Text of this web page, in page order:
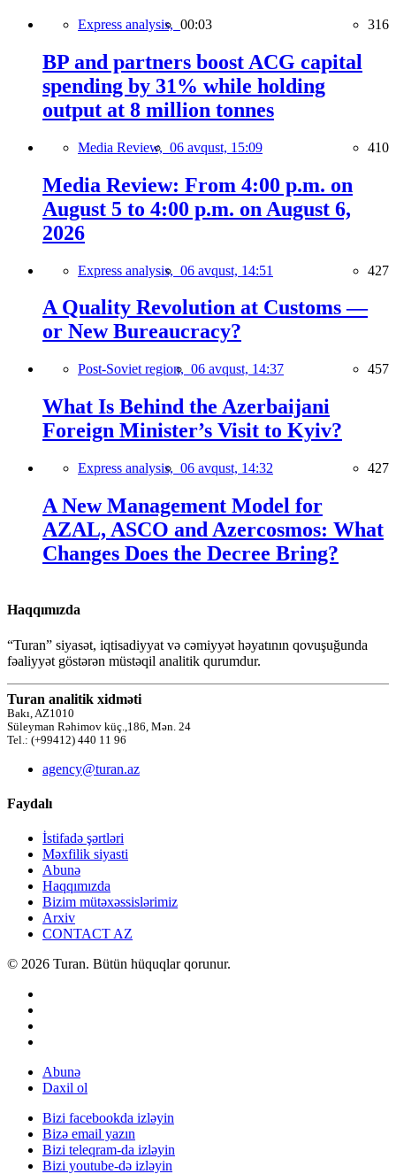
Express analysis, 00:03 316
BP and partners boost ACG capital
spending by 31% while holding
output at 8 million tonnes
Media Review, 06 avqust, 15:09 410
Media Review: From 4:00 p.m. on
August 5 to 4:00 p.m. on August 6,
2026
Express analysis, 06 avqust, 14:51 427
A Quality Revolution at Customs —
or New Bureaucracy?
Post-Soviet region, 06 avqust, 14:37 457
What Is Behind the Azerbaijani
Foreign Minister’s Visit to Kyiv?
Express analysis, 06 avqust, 14:32 427
A New Management Model for
AZAL, ASCO and Azercosmos: What
Changes Does the Decree Bring?
Haqqımızda
“Turan” siyasət, iqtisadiyyat və cəmiyyət həyatının qovuşuğunda
fəaliyyət göstərən müstəqil analitik qurumdur.
Turan analitik xidməti
Bakı, AZ1010
Süleyman Rəhimov küç.,186, Mən. 24
Tel.: (+99412) 440 11 96
agency@turan.az
Faydalı
İstifadə şərtləri
Məxfilik siyasti
Abunə
Haqqımızda
Bizim mütəxəssislərimiz
Arxiv
CONTACT AZ
© 2026 Turan. Bütün hüquqlar qorunur.
Abunə
Daxil ol
Bizi facebookda izləyin
Bizə email yazın
Bizi teleqram-da izləyin
Bizi youtube-də izləyin